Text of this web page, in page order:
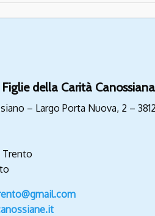
della Carità Canossiana
– Largo Porta Nuova, 2 –
Trento